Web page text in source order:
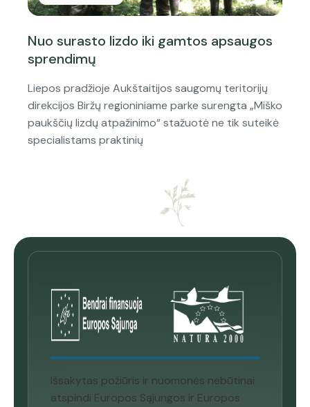
Nuo surasto lizdo iki gamtos apsaugos
sprendimų
Liepos pradžioje Aukštaitijos saugomų teritorijų
direkcijos Biržų regioniniame parke surengta „Miško
paukščių lizdų atpažinimo“ stažuotė ne tik suteikė
specialistams praktinių
Išsakytas požiūris ir nuomonės nebūtinai
atspindi Europos Sąjungos ir Europos